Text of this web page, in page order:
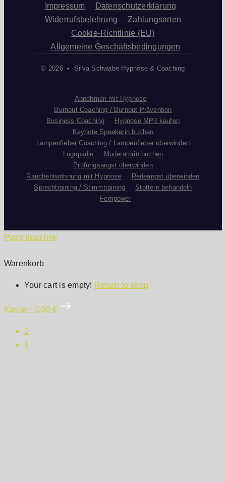
Impressum
Datenschutzerklärung
Widerrufsbelehrung
Zahlungsarten
Cookie-Richtlinie (EU)
Allgemeine Geschäftsbedingungen
© 2026 • Silva Schwabe Hypnose & Coaching
Abnehmen mit Hypnose
Burnout Coaching / Burnout Prävention
Business Coaching
Hypnose MP3 kaufen
Keynote Speakerin buchen
Lampenfieber Coaching / Lampenfieber überwinden
Logopädin
Moderatorin buchen
Prüfungsangst überwinden
Rauchentwöhnung mit Hypnose
Redeangst überwinden
Sprechtraining / Stimmtraining
Stottern behandeln
Fempower
Page load link
Warenkorb
Your cart is empty! Return to shop
Kasse - 0,00 €
0
1